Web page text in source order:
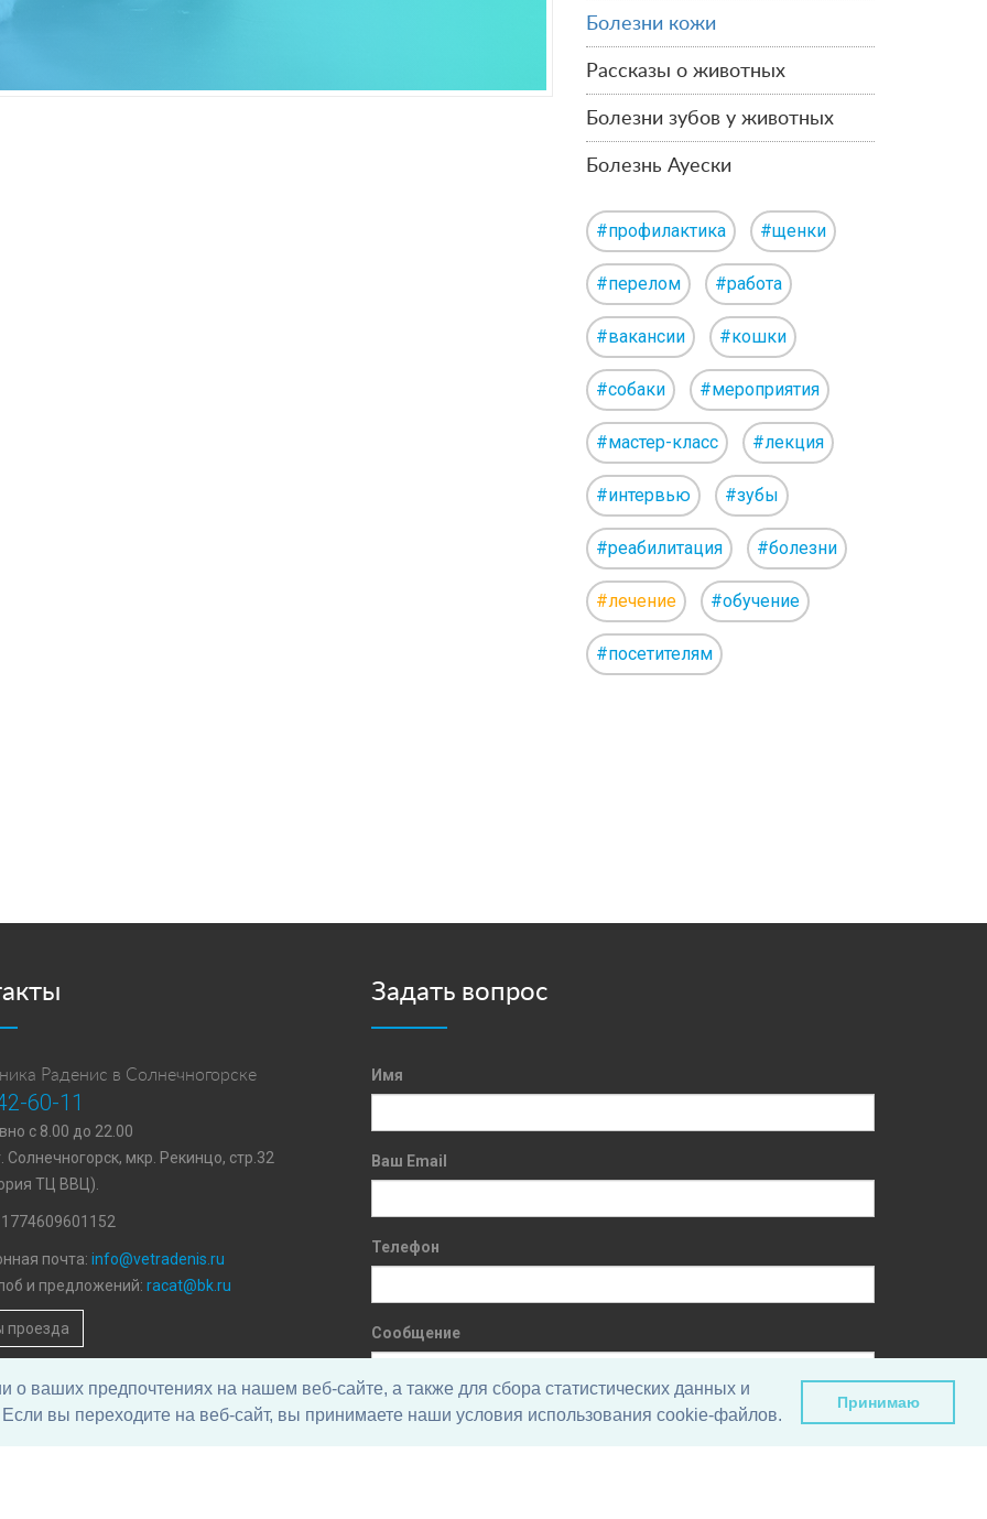
ваших предпочтениях на нашем веб-сайте, а также для сбора статистических данных и
вы переходите на веб-сайт, вы принимаете наши условия использования cookie-файлов.
Принимаю
Болезни кожи
Рассказы о животных
Болезни зубов у животных
Болезнь Ауески
#профилактика #щенки
#перелом #работа
#вакансии #кошки
#собаки #мероприятия
#мастер-класс #лекция
#интервью #зубы
#реабилитация #болезни
#лечение #обучение
#посетителям
Раденис в Солнечногорске
60-11
с 8.00 до 22.00
Солнечногорск, мкр. Рекинцо, стр.32
ТЦ ВВЦ).
почта: info@vetradenis.ru
и предложений: racat@bk.ru
проезда
Задать вопрос
Имя
Ваш Email
Телефон
Сообщение